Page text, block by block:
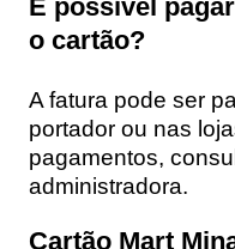
É possível
o cartão?
A fatura pode ser
portador ou nas
pagamentos,
administradora.
Cartão Mart